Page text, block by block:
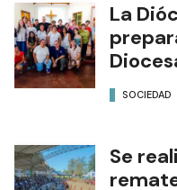
La
SOCIEDAD
Se